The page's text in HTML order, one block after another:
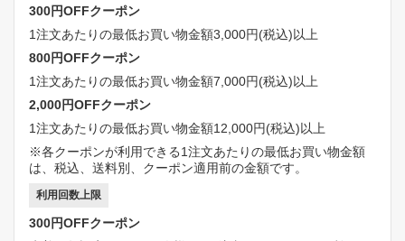
300円OFFクーポン
1注文あたりの最低お買い物金額3,000円(税込)以上
800円OFFクーポン
1注文あたりの最低お買い物金額7,000円(税込)以上
2,000円OFFクーポン
1注文あたりの最低お買い物金額12,000円(税込)以上
※各クーポンが利用できる1注文あたりの最低お買い物金額
は、税込、送料別、クーポン適用前の金額です。
利用回数上限
300円OFFクーポン